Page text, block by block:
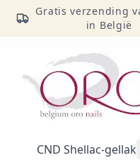
Gratis verzending
in België
Ga naar inhoud
CND Shellac-gellak